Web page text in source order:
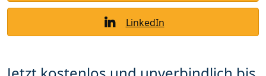
LinkedIn